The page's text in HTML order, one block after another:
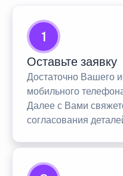
1
Оставьте заявку
Достаточно Вашего
мобильного
Далее с Вами
согласования